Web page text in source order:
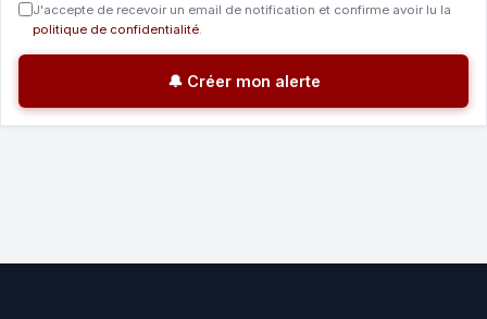
J'accepte de recevoir un email de notification et confirme avoir lu la
politique de confidentialité.
🔔 Créer mon alerte